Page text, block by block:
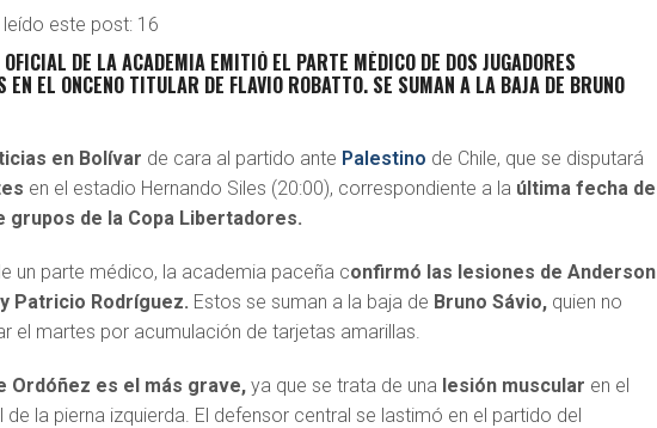
este post: 16
DE LA ACADEMIA EMITIÓ EL PARTE MÉDICO DE DOS JUGADORES
EN EL ONCENO TITULAR DE FLAVIO ROBATTO. SE SUMAN A LA BAJA DE BRUNO
en Bolívar de cara al partido ante Palestino de Chile, que se disputará
en el estadio Hernando Siles (20:00), correspondiente a la última fecha de
grupos de la Copa Libertadores.
un parte médico, la academia paceña confirmó las lesiones de Anderson
Patricio Rodríguez. Estos se suman a la baja de Bruno Sávio, quien no
el martes por acumulación de tarjetas amarillas.
Ordóñez es el más grave,ya que se trata de una lesión muscular en el
de la pierna izquierda. El defensor central se lastimó en el partido del